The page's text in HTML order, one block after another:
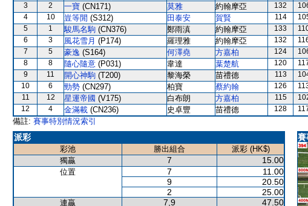
3
2 一寶 (CN171) 莫雅 約翰摩亞 132
4
10 豈等閒 (S312) 田泰安 賀賢 114
5
1 駿馬名駒 (CN376) 鄭雨滇 約翰摩亞 133
6
3 風花雪月 (P174) 羅理雅 約翰摩亞 132
7
5 豪逸 (S164) 何澤堯 方嘉柏 124
8
8 隨心隨意 (P031) 韋達 葉楚航 120
9
11 開心神駒 (T200) 黎海榮 苗禮德 113
10
6 勁勢 (CN297) 柏寶 蔡約翰 126
11
12 星運帝國 (V175) 白布朗 方嘉柏 115
12
4 金滿載 (CN236) 史卓豐 苗禮德 128
備註: 賽事特別情況索引
派彩
彩池 勝出組合
派彩 (HK$)
獨贏
7 15.00
位置 7
11.00
9
20.50
2
25.00
連贏 7,9 47.50
賽